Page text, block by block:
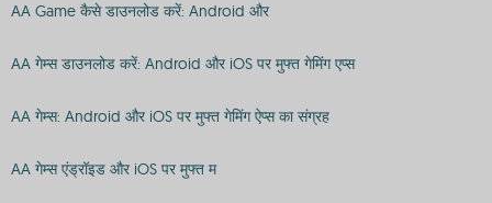
AA Game कैसे डाउनलोड करें: Android और
AA गेम्स डाउनलोड करें: Android और iOS पर मुफ्त गेमिंग एप्स
AA गेम्स: Android और iOS पर मुफ्त गेमिंग ऐप्स का संग्रह
AA गेम्स एंड्रॉइड और iOS पर मुफ्त म